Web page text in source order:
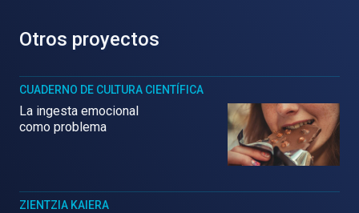
Otros proyectos
CUADERNO DE CULTURA CIENTÍFICA
La ingesta emocional
como problema
ZIENTZIA KAIERA